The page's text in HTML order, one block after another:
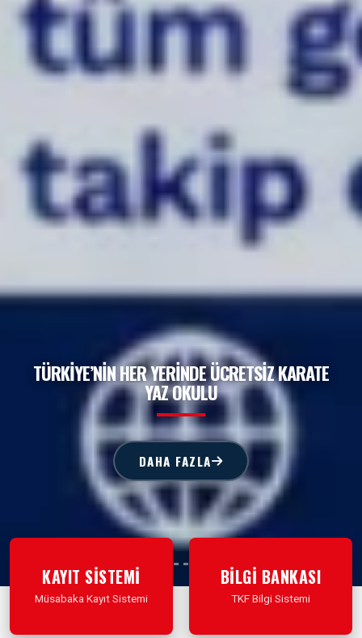
TÜRKİYE’NİN HER YERİNDE ÜCRETSİZ KARATE
YAZ OKULU
DAHA FAZLA
KAYIT SİSTEMİ
Müsabaka Kayıt Sistemi
BİLGİ BANKASI
TKF Bilgi Sistemi